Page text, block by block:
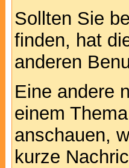
Sollten Sie
finden, hat
anderen
Eine andere
einem
anschauen,
kurze